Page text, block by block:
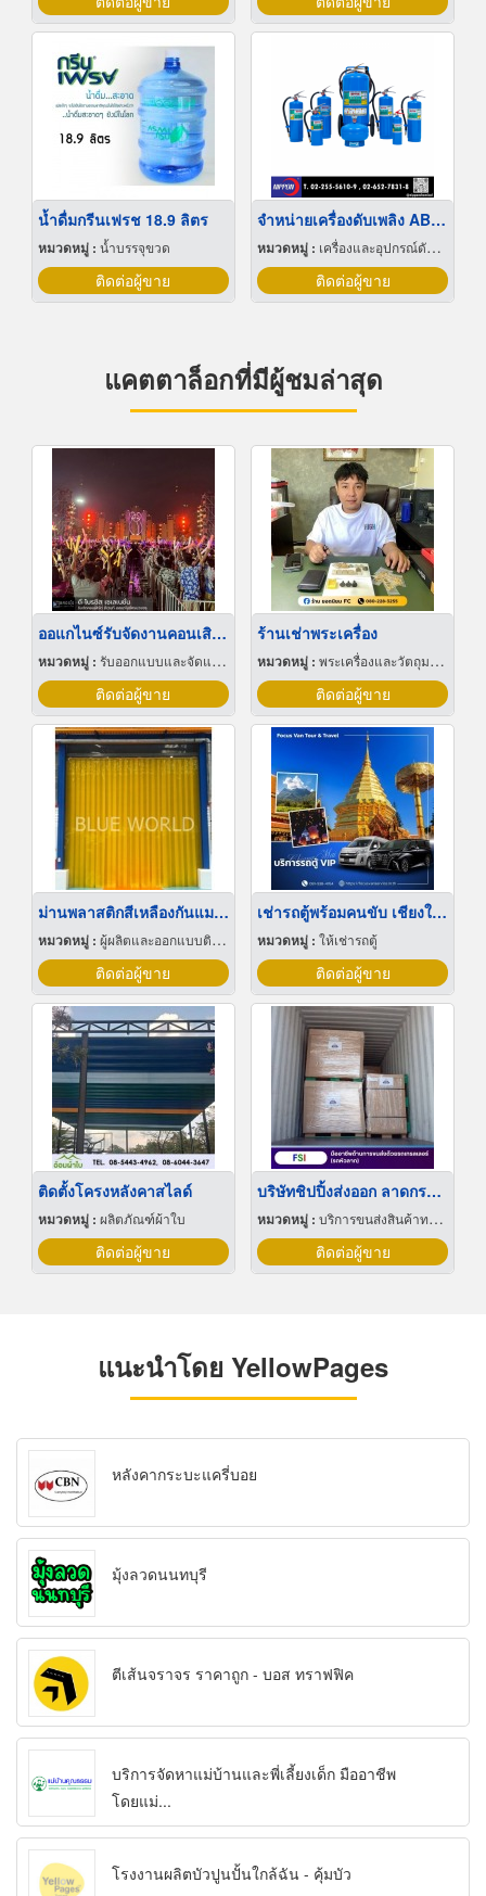
น้ำดื่มกรีนเฟรช 18.9 ลิตร
หมวดหมู่ : น้ำบรรจุขวด
ติดต่อผู้ขาย
จำหน่ายเครื่องดับเพลิง ABFFC
หมวดหมู่ : เครื่องและอุปกรณ์ดับเพลิง
ติดต่อผู้ขาย
แคตตาล็อกที่มีผู้ชมล่าสุด
ออแกไนซ์รับจัดงานคอนเสิร์ตมืออาชีพ
หมวดหมู่ : รับออกแบบและจัดแสดงนิทรรศการ
ติดต่อผู้ขาย
ร้านเช่าพระเครื่อง
หมวดหมู่ : พระเครื่องและวัตถุมงคล
ติดต่อผู้ขาย
ม่านพลาสติกสีเหลืองกันแมลง
หมวดหมู่ : ผู้ผลิตและออกแบบติดตั้งห้องเย็น
ติดต่อผู้ขาย
เช่ารถตู้พร้อมคนขับ เชียงใหม่
หมวดหมู่ : ให้เช่ารถตู้
ติดต่อผู้ขาย
ติดตั้งโครงหลังคาสไลด์
หมวดหมู่ : ผลิตภัณฑ์ผ้าใบ
ติดต่อผู้ขาย
บริษัทชิปปิ้งส่งออก ลาดกระบัง กรุงเทพ
หมวดหมู่ : บริการขนส่งสินค้าทางบก
ติดต่อผู้ขาย
แนะนำโดย YellowPages
หลังคากระบะแครี่บอย
มุ้งลวดนนทบุรี
ตีเส้นจราจร ราคาถูก - บอส ทราฟฟิค
บริการจัดหาแม่บ้านและพี่เลี้ยงเด็ก มืออาชีพ
โดยแม่...
โรงงานผลิตบัวปูนปั้นใกล้ฉัน - คุ้มบัว